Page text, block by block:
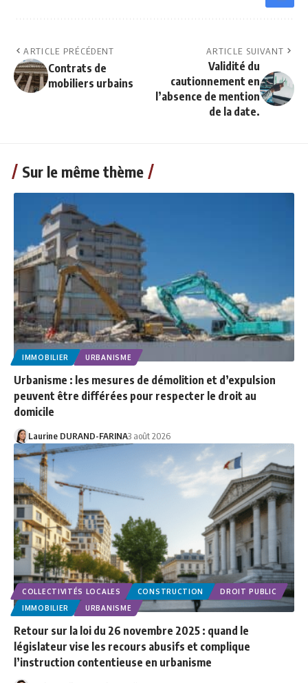
ARTICLE PRÉCÉDENT
Contrats de
mobiliers urbains
ARTICLE SUIVANT
Validité du
cautionnement en
l’absence de mention
de la date.
Sur le même thème
IMMOBILIER URBANISME
Urbanisme : les mesures de démolition et d’expulsion
peuvent être différées pour respecter le droit au
domicile
Laurine DURAND-FARINA3 août 2026
COLLECTIVITÉS LOCALES CONSTRUCTION
DROIT PUBLIC
IMMOBILIER
URBANISME
Retour sur la loi du 26 novembre 2025 : quand le
législateur vise les recours abusifs et complique
l’instruction contentieuse en urbanisme